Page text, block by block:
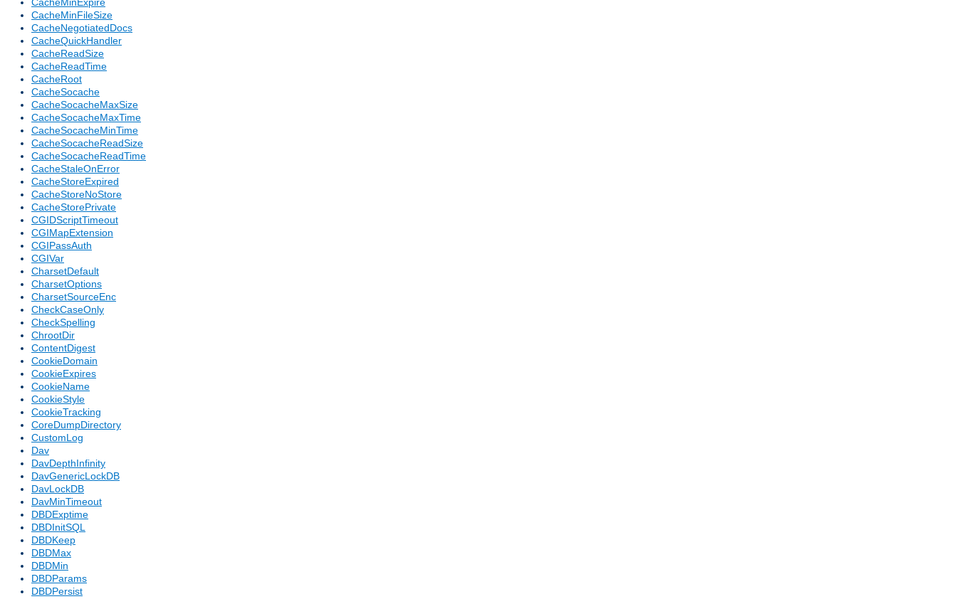
CacheMinExpire
CacheMinFileSize
CacheNegotiatedDocs
CacheQuickHandler
CacheReadSize
CacheReadTime
CacheRoot
CacheSocache
CacheSocacheMaxSize
CacheSocacheMaxTime
CacheSocacheMinTime
CacheSocacheReadSize
CacheSocacheReadTime
CacheStaleOnError
CacheStoreExpired
CacheStoreNoStore
CacheStorePrivate
CGIDScriptTimeout
CGIMapExtension
CGIPassAuth
CGIVar
CharsetDefault
CharsetOptions
CharsetSourceEnc
CheckCaseOnly
CheckSpelling
ChrootDir
ContentDigest
CookieDomain
CookieExpires
CookieName
CookieStyle
CookieTracking
CoreDumpDirectory
CustomLog
Dav
DavDepthInfinity
DavGenericLockDB
DavLockDB
DavMinTimeout
DBDExptime
DBDInitSQL
DBDKeep
DBDMax
DBDMin
DBDParams
DBDPersist